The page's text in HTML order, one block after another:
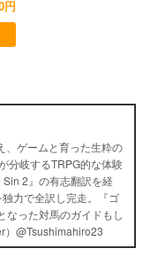
円
、ゲームと育った生粋の
分岐するTRPG的な体験
2』の有志翻訳を経
力で全訳し完走。『ゴ
なった対馬のガイドもし
）@Tsushimahiro23